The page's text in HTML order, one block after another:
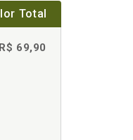
Total
R$ 69,90